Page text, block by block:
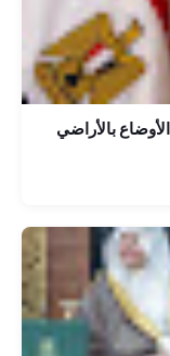
بالأراضي